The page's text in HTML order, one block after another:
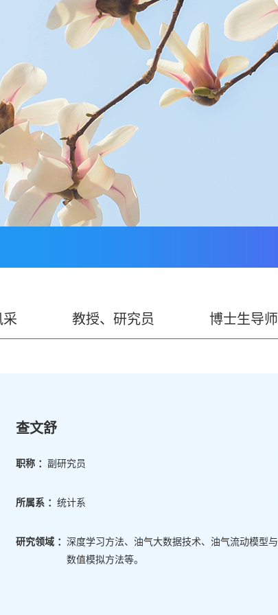
采 教授、研究员 博士生导师
查文舒
职称 ： 副研究员
所属系 ： 统计系
研究领域 ： 深度学习方法、油气大数据技术、油气流动模型与
数值模拟方法等。